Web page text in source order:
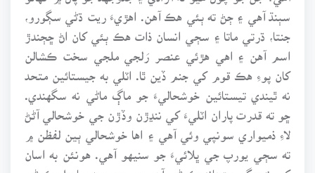
سٻنڌ آهي ۽ ڄڻ ته ٻئي هڪ آهن. اهڙيءَ ريت ڌڻي سڳورو،
جنتا، ڌرتي ماتا ۽ سڄي انسان ذات هڪ ٻئي کان اڻ ڇڄندڙ
اسم آهن ۽ اهي هڙئي عنصر رَلجي ملجي سخت ڪشالن
کان پوءِ هڪ قوم کي جنم ڏين ٿا. اٽلي به جيستائين متحد
نه ٿيندي تيستائين خوشحاليءَ جو ماڳ ماڻي نه سگهندي.
ڇو ته قدرت پاران اٽليءَ کي ننڍڙن وڏڙن جي خوشحالي آڻڻ
لاءِ ذميواري سونپي وئي آهي ۽ اها خوشحالي ٻين لفظن ۾
ته سڄي يورپ جي ڀلائيءَ جو سنيهو آهي. هونئن به اسان
کي نه رڳو ويڙهاند ڪرڻي آهي پر سوڀ به حاصل ڪرڻي